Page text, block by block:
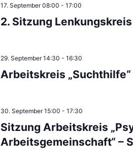
2. Sitzung Lenkungskreis
17. September 08:00 - 17:00
Arbeitskreis
29. September 14:30 - 16:30
Sitzung Arbeitskreis
Arbeitsgemeinschaft“ –
30. September 15:00 - 17:30